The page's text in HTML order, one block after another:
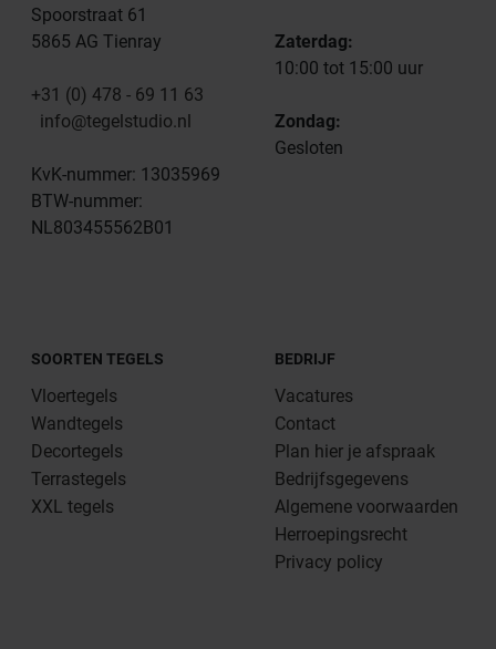
Spoorstraat 61
5865 AG Tienray
+31 (0) 478 - 69 11 63
info@tegelstudio.nl
KvK-nummer: 13035969
BTW-nummer:
NL803455562B01
Zaterdag:
10:00 tot 15:00 uur
Zondag:
Gesloten
SOORTEN TEGELS
Vloertegels
Wandtegels
Decortegels
Terrastegels
XXL tegels
BEDRIJF
Vacatures
Contact
Plan hier je afspraak
Bedrijfsgegevens
Algemene voorwaarden
Herroepingsrecht
Privacy policy